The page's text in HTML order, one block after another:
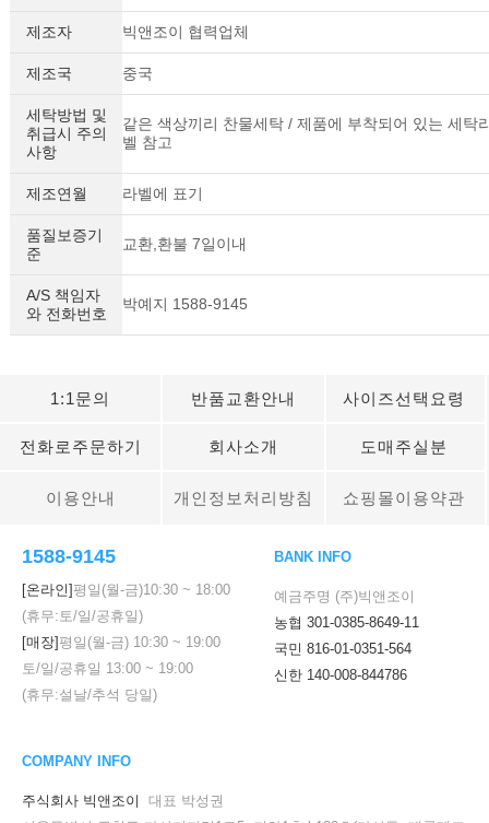
제조자 빅앤조이 협력업체
제조국 중국
세탁방법 및
취급시 주의
사항
같은 색상끼리 찬물세탁 / 제품에 부착되어 있는 세탁
벨 참고
제조연월 라벨에 표기
품질보증기
준
교환,환불 7일이내
A/S 책임자
와 전화번호
박예지 1588-9145
1:1문의 반품교환안내 사이즈선택요령
전화로주문하기 회사소개 도매주실분
이용안내 개인정보처리방침 쇼핑몰이용약관
1588-9145
[온라인]평일(월-금)10:30 ~ 18:00
(휴무:토/일/공휴일)
[매장]평일(월-금) 10:30 ~ 19:00
토/일/공휴일 13:00 ~ 19:00
(휴무:설날/추석 당일)
BANK INFO
예금주명 (주)빅앤조이
농협 301-0385-8649-11
국민 816-01-0351-564
신한 140-008-844786
COMPANY INFO
주식회사 빅앤조이
대표 박성권